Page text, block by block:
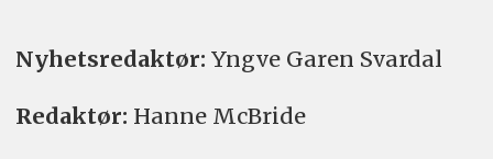
Nyhetsredaktør: Yngve Garen Svardal
Redaktør: Hanne McBride